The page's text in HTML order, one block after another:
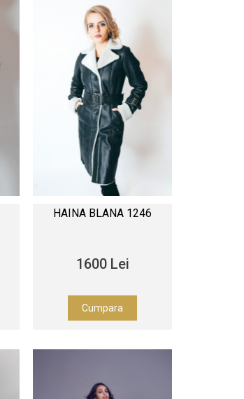
HAINA BLANA 1246
1600 Lei
Cumpara